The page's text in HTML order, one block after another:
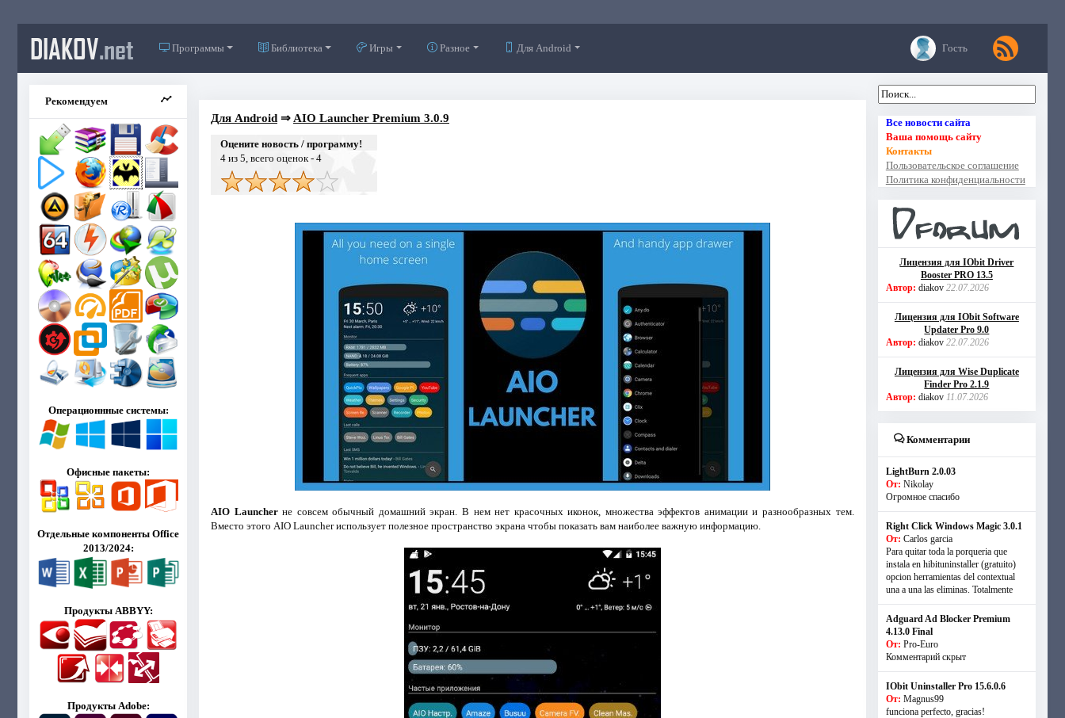
DIAKOV.net Программы Библиотека Игры Разное Для Android Гость
Рекомендуем
Операционнные системы:
Офисные пакеты:
Отдельные компоненты Office
2013/2024:
Продукты ABBYY:
Продукты Adobe:
Для Android⇒ AIO Launcher Premium 3.0.9
Оцените новость / программу!
4из 5, всего оценок - 4
AIO Launcherне совсем обычный домашний экран. В нем нет красочных иконок, множества эффектов анимации и разнообразных тем.
Вместо этого AIO Launcher использует полезное пространство экрана чтобы показать вам наиболее важную информацию.
Все новости сайта
Ваша помощь сайту
Контакты
Пользовательское соглашение
Политика конфиденциальности
Лицензия для IObit Driver
Booster PRO 13.5
Автор: diakov 22.07.2026
Лицензия для IObit Software
Updater Pro 9.0
Автор: diakov 22.07.2026
Лицензия для Wise Duplicate
Finder Pro 2.1.9
Автор: diakov 11.07.2026
Комментарии
LightBurn 2.0.03
От: Nikolay
Огромное спасибо
Right Click Windows Magic 3.0.1
От: Carlos garcia
Para quitar toda la porqueria que
instala en hibituninstaller (gratuito)
opcion herramientas del contextual
una a una las eliminas. Totalmente
Adguard Ad Blocker Premium
4.13.0 Final
От: Pro-Euro
Комментарий скрыт
IObit Uninstaller Pro 15.6.0.6
От: Magnus99
funciona perfecto, gracias!